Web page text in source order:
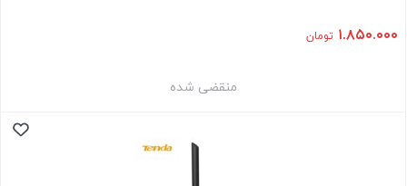
۱.۸۵۰.۰۰۰ تومان
منقضی شده